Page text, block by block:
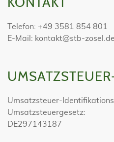
KONTAKT
Telefon: +49 3581 854 801
E-Mail: kontakt@stb-zosel.de
Umsatzsteuer-
Umsatzsteuergesetz:
DE297143187